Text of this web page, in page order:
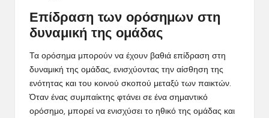
Επίδραση των ορόσημων στη
δυναμική της ομάδας
Τα ορόσημα μπορούν να έχουν βαθιά επίδραση στη
δυναμική της ομάδας, ενισχύοντας την αίσθηση της
ενότητας και του κοινού σκοπού μεταξύ των παικτών.
Όταν ένας συμπαίκτης φτάνει σε ένα σημαντικό
ορόσημο, μπορεί να ενισχύσει το ηθικό της ομάδας και